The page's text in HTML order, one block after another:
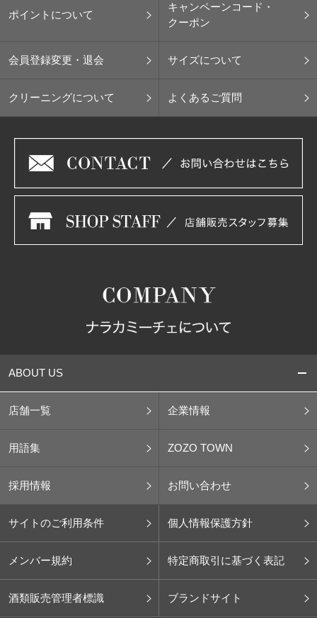
ポイントについて
キャンペーンコード・
クーポン
会員登録変更・退会 サイズについて
クリーニングについて よくあるご質問
ABOUT US
店舗一覧 企業情報
用語集 ZOZO TOWN
採用情報 お問い合わせ
サイトのご利用条件 個人情報保護方針
メンバー規約 特定商取引に基づく表記
酒類販売管理者標識 ブランドサイト